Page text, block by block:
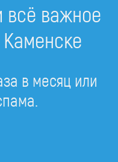
всё важное
в месяц или